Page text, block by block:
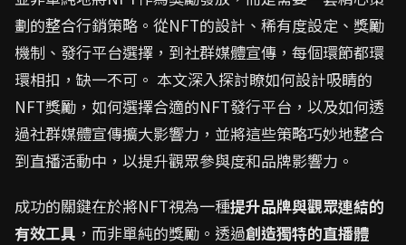
劃的整合行銷策略。從NFT的設計、稀有度設定、獎勵
機制、發行平台選擇，到社群媒體宣傳，每個環節都環
環相扣，缺一不可。 本文深入探討瞭如何設計吸睛的
NFT獎勵，如何選擇合適的NFT發行平台，以及如何透
過社群媒體宣傳擴大影響力，並將這些策略巧妙地整合
到直播活動中，以提升觀眾參與度和品牌影響力。
成功的關鍵在於將NFT視為一種提升品牌與觀眾連結的
有效工具 ，而非單純的獎勵。透過創造獨特的直播體